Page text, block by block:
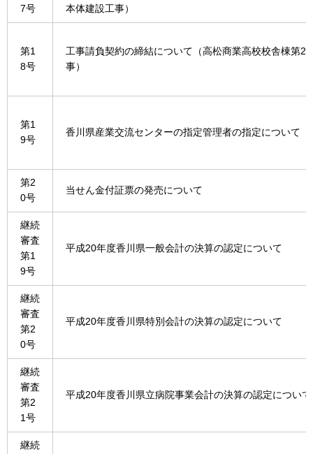
7号
本体建設工事）
第1
8号
工事請負契約の締結について（高松商業高校校舎棟第2
事）
第1
9号
香川県産業交流センターの指定管理者の指定について
第2
0号
当せん金付証票の発売について
継続
審査
第1
9号
平成20年度香川県一般会計の決算の認定について
継続
審査
第2
0号
平成20年度香川県特別会計の決算の認定について
継続
審査
第2
1号
平成20年度香川県立病院事業会計の決算の認定について
継続